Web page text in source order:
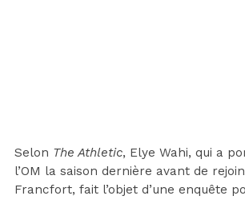
Selon The Athletic, Elye Wahi, qui a
l’OM la saison dernière avant de
Francfort, fait l’objet d’une enquête